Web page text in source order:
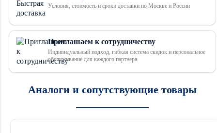
Условия, стоимость и сроки доставки по Москве и России
Приглашаем к сотрудничеству
Индивидуальный подход, гибкая система скидок и персональное
обслуживание для каждого партнера.
Аналоги и сопутствующие товары